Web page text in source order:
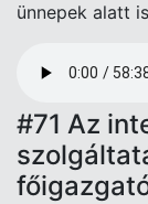
ünnepek alatt
file
#71 Az